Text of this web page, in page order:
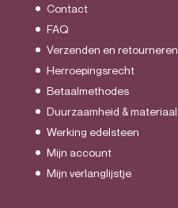
Contact
FAQ
Verzenden en retourneren
Herroepingsrecht
Betaalmethodes
Duurzaamheid & materiaal
Werking edelsteen
Mijn account
Mijn verlanglijstje